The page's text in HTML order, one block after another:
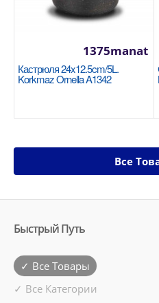
Кастрюля 24x12.5cm/5L.
Korkmaz Ornella A1342
1375manat
Все
Быстрый Путь
✓ Все Товары
✓ Все Категории